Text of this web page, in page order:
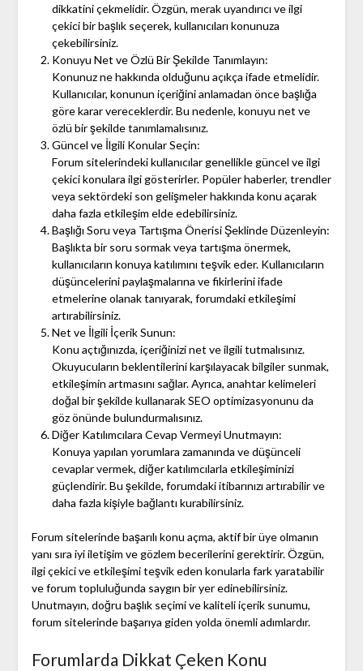
dikkatini çekmelidir. Özgün, merak uyandırıcı ve ilgi
çekici bir başlık seçerek, kullanıcıları konunuza
çekebilirsiniz.
Konuyu Net ve Özlü Bir Şekilde Tanımlayın:
Konunuz ne hakkında olduğunu açıkça ifade etmelidir.
Kullanıcılar, konunun içeriğini anlamadan önce başlığa
göre karar vereceklerdir. Bu nedenle, konuyu net ve
özlü bir şekilde tanımlamalısınız.
Güncel ve İlgili Konular Seçin:
Forum sitelerindeki kullanıcılar genellikle güncel ve ilgi
çekici konulara ilgi gösterirler. Popüler haberler, trendler
veya sektördeki son gelişmeler hakkında konu açarak
daha fazla etkileşim elde edebilirsiniz.
Başlığı Soru veya Tartışma Önerisi Şeklinde Düzenleyin:
Başlıkta bir soru sormak veya tartışma önermek,
kullanıcıların konuya katılımını teşvik eder. Kullanıcıların
düşüncelerini paylaşmalarına ve fikirlerini ifade
etmelerine olanak tanıyarak, forumdaki etkileşimi
artırabilirsiniz.
Net ve İlgili İçerik Sunun:
Konu açtığınızda, içeriğinizi net ve ilgili tutmalısınız.
Okuyucuların beklentilerini karşılayacak bilgiler sunmak,
etkileşimin artmasını sağlar. Ayrıca, anahtar kelimeleri
doğal bir şekilde kullanarak SEO optimizasyonunu da
göz önünde bulundurmalısınız.
Diğer Katılımcılara Cevap Vermeyi Unutmayın:
Konuya yapılan yorumlara zamanında ve düşünceli
cevaplar vermek, diğer katılımcılarla etkileşiminizi
güçlendirir. Bu şekilde, forumdaki itibarınızı artırabilir ve
daha fazla kişiyle bağlantı kurabilirsiniz.
Forum sitelerinde başarılı konu açma, aktif bir üye olmanın
yanı sıra iyi iletişim ve gözlem becerilerini gerektirir. Özgün,
ilgi çekici ve etkileşimi teşvik eden konularla fark yaratabilir
ve forum topluluğunda saygın bir yer edinebilirsiniz.
Unutmayın, doğru başlık seçimi ve kaliteli içerik sunumu,
forum sitelerinde başarıya giden yolda önemli adımlardır.
Forumlarda Dikkat Çeken Konu